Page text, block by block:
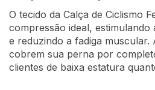
O tecido da Calça de Ciclismo
compressão ideal,
e reduzindo a fadiga muscular.
cobrem sua perna por
clientes de baixa estatura